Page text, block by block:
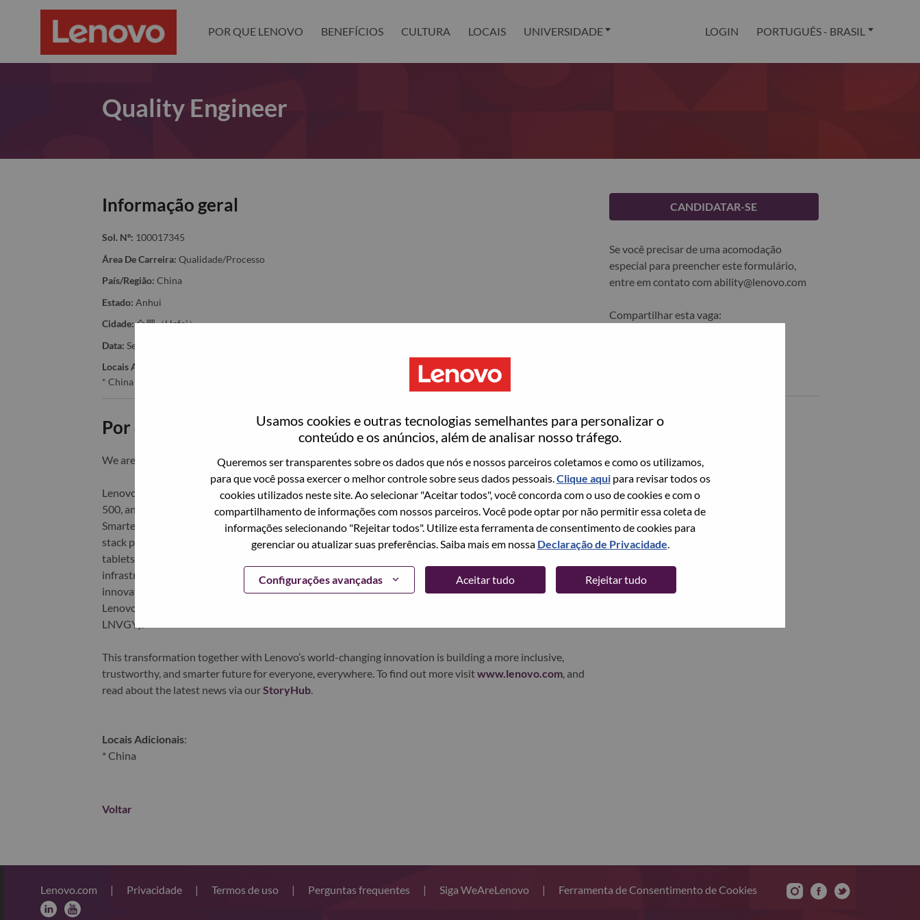
Usamos cookies e outras tecnologias semelhantes para personalizar o
conteúdo e os anúncios, além de analisar nosso tráfego.
Queremos ser transparentes sobre os dados que nós e nossos parceiros coletamos e como os utilizamos,
para que você possa exercer o melhor controle sobre seus dados pessoais. Clique aquipara revisar todos os
cookies utilizados neste site. Ao selecionar "Aceitar todos", você concorda com o uso de cookies e com o
compartilhamento de informações com nossos parceiros. Você pode optar por não permitir essa coleta de
informações selecionando "Rejeitar todos". Utilize esta ferramenta de consentimento de cookies para
gerenciar ou atualizar suas preferências. Saiba mais em nossa Declaração de Privacidade
Configurações avançadas Aceitar tudo Rejeitar tudo
POR QUE LENOVO BENEFÍCIOS CULTURA LOCAIS UNIVERSIDADE LOGIN PORTUGUÊS - BRASIL
Quality Engineer
Informação geral
Sol. Nº: 100017345
Área De Carreira: Qualidade/Processo
País/Região: China
Estado: Anhui
Cidade: 合肥（Hefei）
Data: Sexta, Julho 3, 2026
Locais Adicionais
* China
Por que trabalhar na Lenovo
We are Lenovo. We do what we say. We own what we do. We WOW our customers.
Lenovo is a US$83 billion revenue global technology powerhouse, ranked #153 in the Fortune Global
500, and serving millions of customers every day in 180 markets. Focused on a bold vision to deliver
Smarter Technology for All, Lenovo has built on its success as the world’s largest PC company with a full-
stack portfolio of AI-enabled, AI-ready, and AI-optimized devices (PCs, workstations, smartphones,
tablets), infrastructure (server, storage, edge, high performance computing and software defined
infrastructure), software, solutions, and services. Lenovo’s continued investment in world-changing
innovation is building a more equitable, trustworthy, and smarter future for everyone, everywhere.
Lenovo is listed on the Hong Kong stock exchange under Lenovo Group Limited (HKSE: 992) (ADR:
LNVGY).
This transformation together with Lenovo’s world-changing innovation is building a more inclusive,
trustworthy, and smarter future for everyone, everywhere. To find out more visitwww.lenovo.com, and
read about the latest news via our StoryHub.
Locais Adicionais:
* China
Voltar
CANDIDATAR-SE
Se você precisar de uma acomodação
especial para preencher este formulário,
entre em contato com ability@lenovo.com
Compartilhar esta vaga:
Veja todos
Lenovo.com | Privacidade | Termos de uso | Perguntas frequentes | Siga WeAreLenovo | Ferramenta de Consentimento de Cookies